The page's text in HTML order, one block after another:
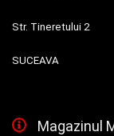
Str. Tineretului 2
SUCEAVA
Magazinul